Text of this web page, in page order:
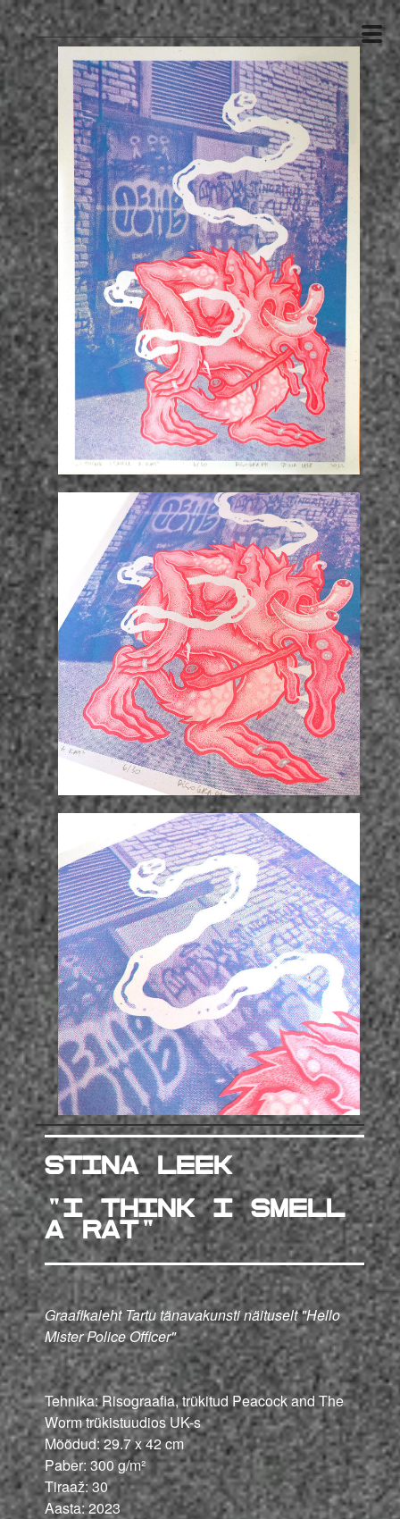
Stina leek
"I think I smell
a rat"
Graafikaleht Tartu tänavakunsti näituselt "Hello
Mister Police Officer"
Tehnika: Risograafia, trükitud Peacock and The
Worm trükistuudios UK-s
Mõõdud: 29.7 x 42 cm
Paber: 300 g/m²
Tiraaž: 30
Aasta: 2023